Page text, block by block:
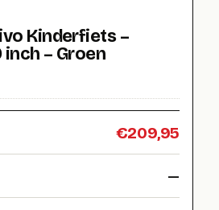
Kinderfiets –
inch – Groen
€209,95
—